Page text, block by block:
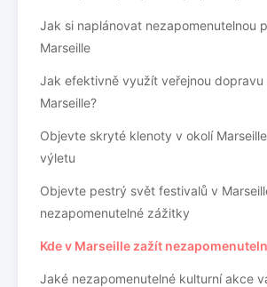
Jak si naplánovat nezapomenutelnou
Marseille
Jak efektivně využít veřejnou
Marseille?
Objevte skryté klenoty v okolí
výletu
Objevte pestrý svět festivalů v
nezapomenutelné zážitky
Kde v Marseille zažít
Jaké nezapomenutelné kulturní akce